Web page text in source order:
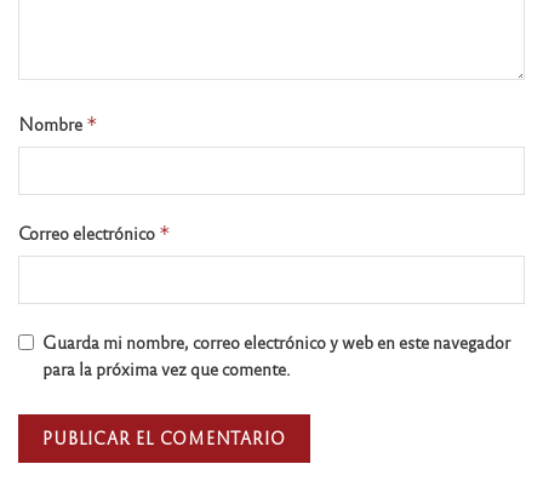
Nombre *
Correo electrónico *
Guarda mi nombre, correo electrónico y web en este navegador
para la próxima vez que comente.